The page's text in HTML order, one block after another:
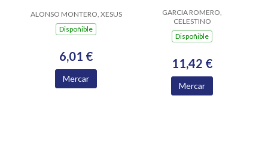
ALONSO MONTERO, XESUS
Dispoñible
6,01 €
Mercar
GARCIA ROMERO,
CELESTINO
Dispoñible
11,42 €
Mercar